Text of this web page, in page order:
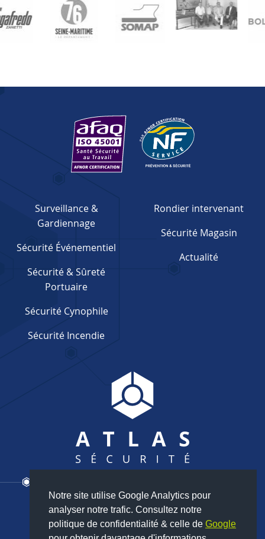
Notre site utilise Google Analytics pour
analyser notre trafic. Consultez notre
politique de confidentialité & celle de Google
Nous contacter
02 35 80 85 24
Surveillance &
Gardiennage
Sécurité Événementiel
Sécurité & Sûreté
Portuaire
Sécurité Cynophile
Sécurité Incendie
Rondier intervenant
Sécurité Magasin
Actualité